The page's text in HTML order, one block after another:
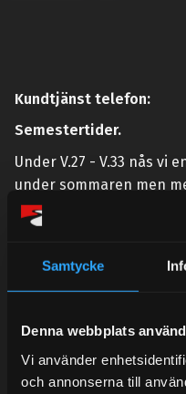
Samtycke
Denna webbplats
Vi använder
och annonserna till
Kundtjänst telefon:
Semestertider.
Under V.27 - V.33 nås vi
under sommaren men
det helt stängt.
Mån-Tors: 10:30-15:00
Lunchstängt 12:00-13:00